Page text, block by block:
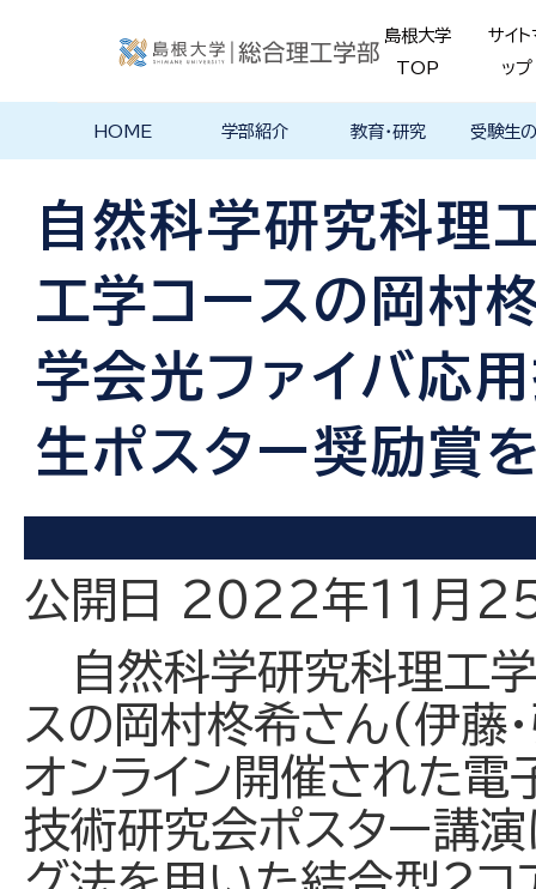
島根大学
TOP
サイト
ップ
HOME 学部紹介
つ
基本ポリシー
イン学科
工学科
科
教育・研究
プログラム
ス
ログラム
貫プログ
キュラム
データベ
受験生
ース紹介
Movie
自然科学研究科理
工学コースの岡村
学会光ファイバ応
生ポスター奨励賞
公開日 2022年11月
自然科学研究科理工学
スの岡村柊希さん(伊藤
オンライン開催された
技術研究会ポスター講演